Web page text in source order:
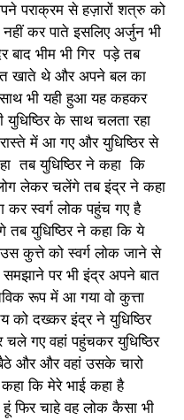
पराक्रम से हज़ारों शत्रु को
कर पाते इसलिए अर्जुन भी
बाद भीम भी गिर पड़े तब
खाते थे और अपने बल का
भी यही हुआ यह कहकर
युधिष्ठिर के साथ चलता रहा
में आ गए और युधिष्ठिर से
तब युधिष्ठिर ने कहा कि
लेकर चलेंगे तब इंद्र ने कहा
कर स्वर्ग लोक पहुंच गए है
तब युधिष्ठिर ने कहा कि ये
कुत्ते को स्वर्ग लोक जाने से
समझाने पर भी इंद्र अपने बात
रूप में आ गया वो कुत्ता
को दख्कर इंद्र ने युधिष्ठिर
गए वहां पहुंचकर युधिष्ठिर
और और वहां उसके चारो
कि मेरे भाई कहा है
फिर चाहे वह लोक कैसा भी